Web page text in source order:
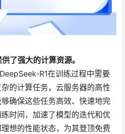
了强大的计算资源。
R1在训练过程中需要
的计算任务，云服务器的高性
确保这些任务高效、快速地完
时间，加速了模型的迭代和优
想的性能状态，为其登顶免费